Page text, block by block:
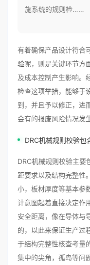
施系统的规则检……
有着确保产品设计符合
验呢，则是关键环节方
及成本控制产生影响。
检查这项举措，能够于
到，并且予以修正，进
会有的报废风险情况发生
DRC机械规则校验包
DRC机械规则校验主要
距要求以及结构完整性
小，板材厚度等基本参
计意图起着直接决定作
安全距离，像在导体与
的，以此来保证生产过
于结构完整性核查考量
集中的尖角，孤岛等问题